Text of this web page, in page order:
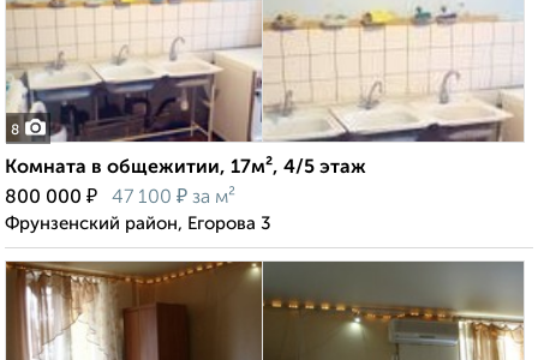
8
Комната в общежитии, 17м², 4/5 этаж
800 000 ₽ 47 100 ₽ за м²
Фрунзенский район, Егорова 3